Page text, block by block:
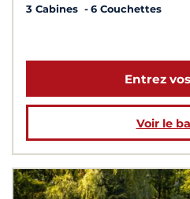
3 Cabines
6 Couchettes
Entrez
Voir le